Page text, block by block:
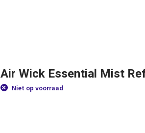
Air Wick Essential Mist
Niet op voorraad